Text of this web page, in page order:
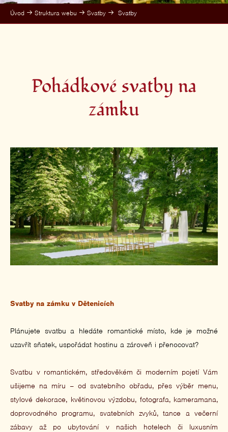
Úvod Struktura webu Svatby Svatby
Pohádkové svatby na
zámku
Svatby na zámku v Dětenicích
Plánujete svatbu a hledáte romantické místo, kde je možné
uzavřít sňatek, uspořádat hostinu a zároveň i přenocovat?
Svatbu v romantickém, středověkém či moderním pojetí Vám
ušijeme na míru – od svatebního obřadu, přes výběr menu,
stylové dekorace, květinovou výzdobu, fotografa, kameramana,
doprovodného programu, svatebních zvyků, tance a večerní
zábavy až po ubytování v našich hotelech či luxusním